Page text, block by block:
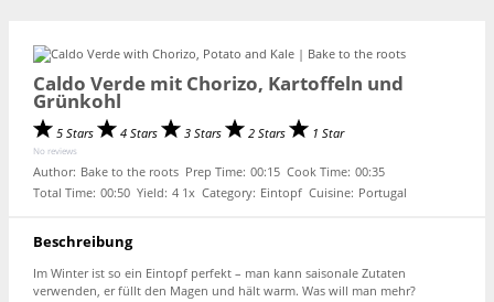
Caldo Verde mit Chorizo, Kartoffeln und
Grünkohl
5 Stars 4 Stars 3 Stars 2 Stars 1 Star
No reviews
Author: Bake to the roots Prep Time: 00:15 Cook Time: 00:35
Total Time: 00:50 Yield: 4 1x Category: Eintopf Cuisine: Portugal
Beschreibung
Im Winter ist so ein Eintopf perfekt – man kann saisonale Zutaten
verwenden, er füllt den Magen und hält warm. Was will man mehr?